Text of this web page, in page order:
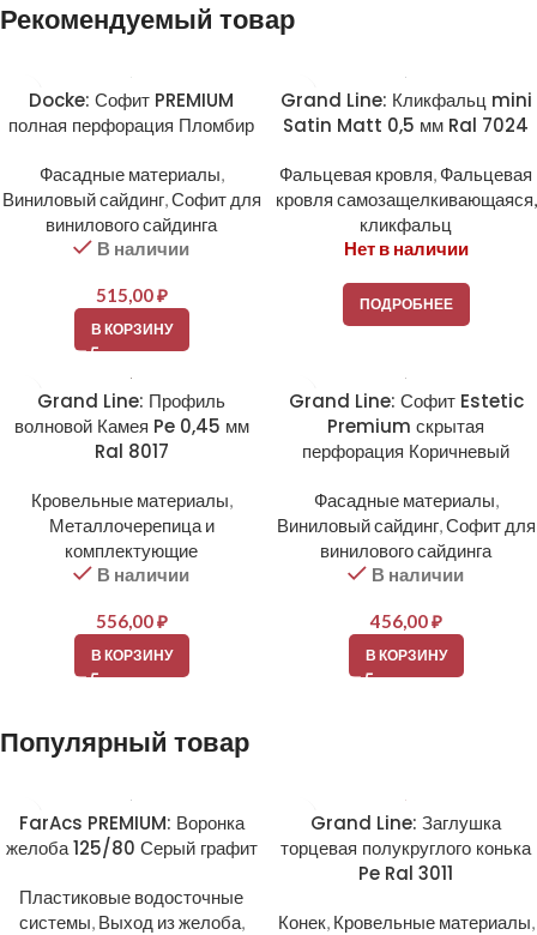
Рекомендуемый товар
Docke: Софит PREMIUM
полная перфорация Пломбир
Фасадные материалы,
Виниловый сайдинг,Софит для
винилового сайдинга
В наличии
515,00₽
В КОРЗИНУ
Grand Line: Кликфальц mini
Satin Matt 0,5 мм Ral 7024
Фальцевая кровля, Фальцевая
кровля самозащелкивающаяся,
кликфальц
Нет в наличии
ПОДРОБНЕЕ
Grand Line: Профиль
волновой Камея Pe 0,45 мм
Ral 8017
Кровельные материалы,
Металлочерепица и
комплектующие
В наличии
556,00₽
В КОРЗИНУ
Grand Line: Софит Estetic
Premium скрытая
перфорация Коричневый
Фасадные материалы,
Виниловый сайдинг,Софит для
винилового сайдинга
В наличии
456,00₽
В КОРЗИНУ
Популярный товар
FarAcs PREMIUM: Воронка
желоба 125/80 Серый графит
Пластиковые водосточные
системы, Выход из желоба,
Grand Line: Заглушка
торцевая полукруглого конька
Pe Ral 3011
Конек, Кровельные материалы,